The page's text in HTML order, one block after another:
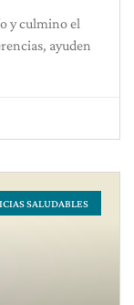
y culmino el
ayuden
SALUDABLES